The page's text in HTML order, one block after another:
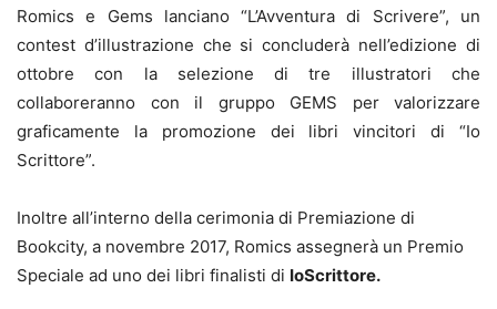
Romics e Gems lanciano “L’Avventura di Scrivere”, un
contest d’illustrazione che si concluderà nell’edizione di
ottobre con la selezione di tre illustratori che
collaboreranno con il gruppo GEMS per valorizzare
graficamente la promozione dei libri vincitori di “Io
Scrittore”.
Inoltre all’interno della cerimonia di Premiazione di
Bookcity, a novembre 2017, Romics assegnerà un Premio
Speciale ad uno dei libri finalisti di IoScrittore.